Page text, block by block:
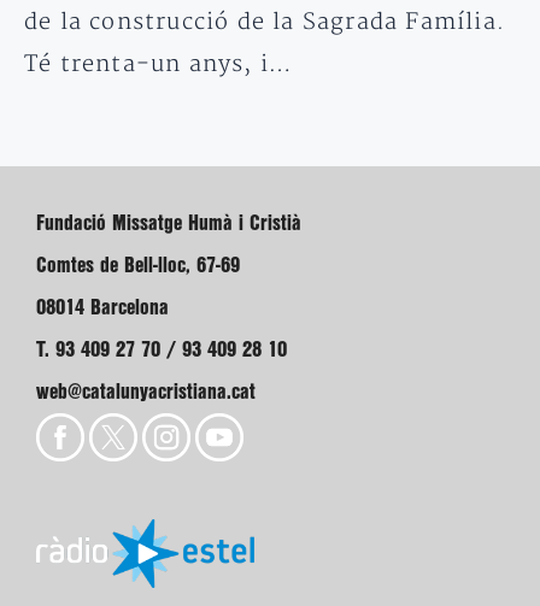
de la construcció de la Sagrada Família.
Té trenta-un anys, i…
Fundació Missatge Humà i Cristià
Comtes de Bell-lloc, 67-69
08014 Barcelona
T. 93 409 27 70 / 93 409 28 10
web@catalunyacristiana.cat